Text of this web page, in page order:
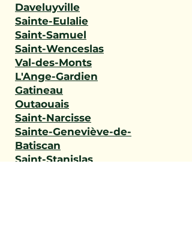
Daveluyville
Sainte-Eulalie
Saint-Samuel
Saint-Wenceslas
Val-des-Monts
L'Ange-Gardien
Gatineau
Outaouais
Saint-Narcisse
Sainte-Geneviève-de-
Batiscan
Saint-Stanislas